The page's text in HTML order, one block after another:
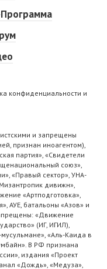
конфиденциальности и
и запрещены
признан иноагентом),
партия», «Свидетели
союз»,
«Правый сектор», УНА-
дивижн»,
«Артподготовка»,
АУЕ, батальоны «Азов» и
«Движение
(ИГ, ИГИЛ),
«Аль-Каида в
В РФ признана
издания «Проект
«Дождь», «Медуза»,